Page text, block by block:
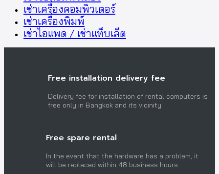
เช่าเครื่องคอมพิวเตอร์
เช่าเครื่องพิมพ์
เช่าไอแพด / เช่าแท็บเล็ต
Free installation delivery fee
Delivery fee for installation of rental computers is
free only in Bangkok and its vicinity.
Free spare rental
In the event that the hardware has a problem, it
will be replaced within 48 business hours.